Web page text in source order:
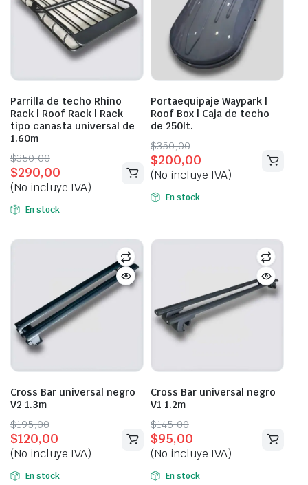
Parrilla de techo Rhino
Rack | Roof Rack | Rack
tipo canasta universal de
1.60m
$350,00
Original
price
was:
$350,00.
$290,00
Current
price
is:
$290,00.
(No incluye IVA)
En stock
Portaequipaje Waypark |
Roof Box | Caja de techo
de 250lt.
$350,00
Original
price
was:
$350,00.
$200,00
Current
price
is:
$200,00.
(No incluye IVA)
En stock
Cross Bar universal negro
V2 1.3m
$195,00
Original
price
was:
$195,00.
$120,00
Current
price
is:
$120,00.
(No incluye IVA)
En stock
Cross Bar universal negro
V1 1.2m
$145,00
Original
price
was:
$145,00.
$95,00
Current
price
is:
$95,00.
(No incluye IVA)
En stock